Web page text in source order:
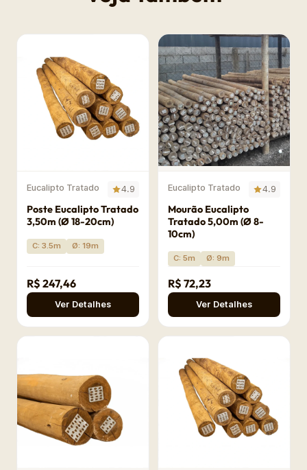
Eucalipto Tratado 4.9
Poste Eucalipto Tratado
3,50m (Ø 18-20cm)
C: 3.5m Ø: 19m
R$ 247,46
Ver Detalhes
Eucalipto Tratado 4.9
Mourão Eucalipto
Tratado 5,00m (Ø 8-
10cm)
C: 5m Ø: 9m
R$ 72,23
Ver Detalhes